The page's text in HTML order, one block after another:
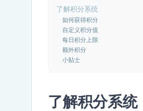
了解积分系统
如何获得积分
自定义积分值
每日积分上限
额外积分
小贴士
了解积分系统